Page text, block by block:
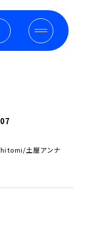
土屋アンナ